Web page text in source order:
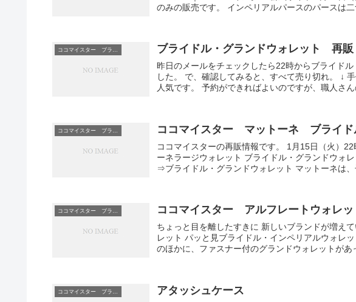
のみの販売です。 インペリアルパースのパースは二
ブライドル・グランドウォレット 再
昨日のメールをチェックしたら22時からブライド
した。 で、確認してみると、すべて売り切れ。 ↓
人気です。 予約ができればよいのですが、職人さ
ココマイスター マットーネ ブライ
ココマイスターの再販情報です。 1月15日（火）
ーネラージウォレット ブライドル・グランドウォ
⇒ブライドル・グランドウォレット マットーネは、
ココマイスター ブライドル ココマイスター アルフレートウォレッ
ちょっと目を離したすきに 新しいブランドが増え
レット パッと見ブライドル・インペリアルウォレ
のほかに、ファスナー付のグランドウォレットがあ
アタッシュケース